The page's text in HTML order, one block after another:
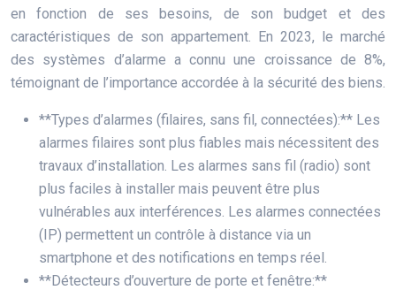
en fonction de ses besoins, de son budget et des
caractéristiques de son appartement. En 2023, le marché
des systèmes d’alarme a connu une croissance de 8%,
témoignant de l’importance accordée à la sécurité des biens.
**Types d’alarmes (filaires, sans fil, connectées):** Les
alarmes filaires sont plus fiables mais nécessitent des
travaux d’installation. Les alarmes sans fil (radio) sont
plus faciles à installer mais peuvent être plus
vulnérables aux interférences. Les alarmes connectées
(IP) permettent un contrôle à distance via un
smartphone et des notifications en temps réel.
**Détecteurs d’ouverture de porte et fenêtre:**